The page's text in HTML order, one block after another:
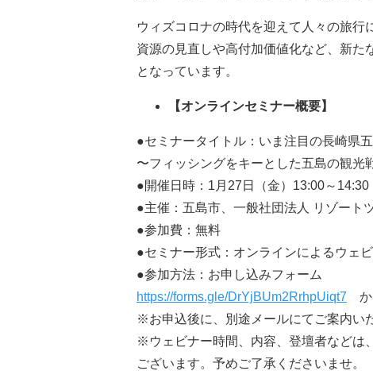
ウィズコロナの時代を迎えて人々の旅
資源の見直しや高付加価値化など、新た
となっています。
【オンラインセミナー概要】
●セミナータイトル：いま注目の長崎県
〜フィッシングをキーとした五島の観光
●開催日時：1月27日（金）13:00～14:30
●主催：五島市、一般社団法人 リゾート
●参加費：無料
●セミナー形式：オンラインによるウ
●参加方法：お申し込みフォーム
https://forms.gle/DrYjBUm2RrhpUiqt7 か
※お申込後に、別途メールにてご案内い
※ウェビナー時間、内容、登壇者などは
ございます。予めご了承くださいませ。